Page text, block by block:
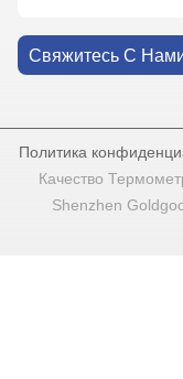
Свяжитесь С
Политика
Качество
Shenzhen